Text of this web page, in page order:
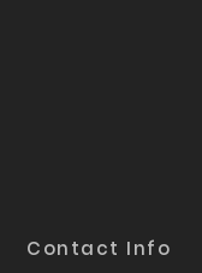
Contact Info